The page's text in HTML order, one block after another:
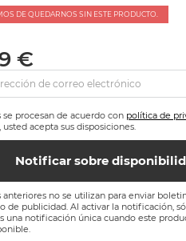
DE QUEDARNOS SIN ESTE PRODUCTO.
€
de correo electrónico
se procesan de acuerdo con política de
usted acepta sus disposiciones.
Notificar sobre
anteriores no se utilizan para enviar
de publicidad. Al activar la notificación,
una notificación única cuando este